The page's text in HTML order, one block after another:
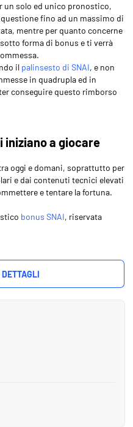
solo ed unico pronostico,
fino ad un massimo di
mentre per quanto concerne
forma di bonus e ti verrà
il palinsesto di SNAI, e non
in quadrupla ed in
conseguire questo rimborso
iniziano a giocare
oggi e domani, soprattutto per
e dai contenuti tecnici elevati
e tentare la fortuna.
bonus SNAI, riservata
DETTAGLI